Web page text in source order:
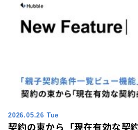
2026.05.26 Tue
契約の束から「現在有効な契